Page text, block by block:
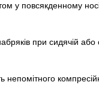
у повсякденному
при сидячій або
непомітного